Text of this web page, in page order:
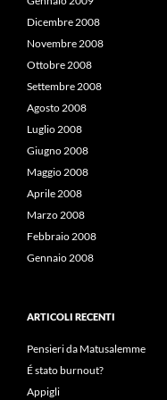
Dicembre 2008
Novembre 2008
Ottobre 2008
Settembre 2008
Agosto 2008
Luglio 2008
Giugno 2008
Maggio 2008
Aprile 2008
Marzo 2008
Febbraio 2008
Gennaio 2008
ARTICOLI RECENTI
Pensieri da Matusalemme
É stato burnout?
Appigli